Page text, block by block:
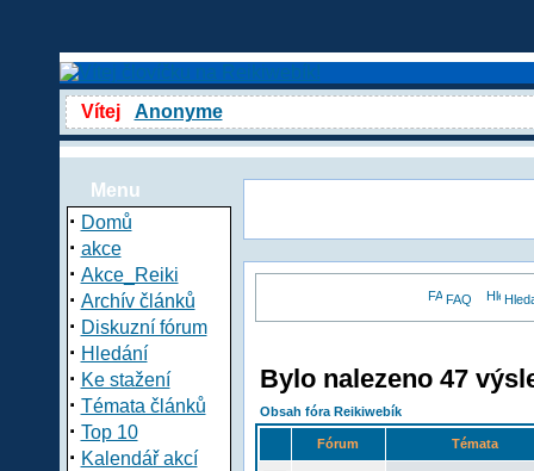
Vítej Anonyme
Menu
· Domů
· akce
· Akce_Reiki
· Archív článků
· Diskuzní fórum
· Hledání
· Ke stažení
· Témata článků
· Top 10
· Kalendář akcí
FAQ
Bylo nalezeno 47
Obsah fóra Reikiwebík
Fórum Témata